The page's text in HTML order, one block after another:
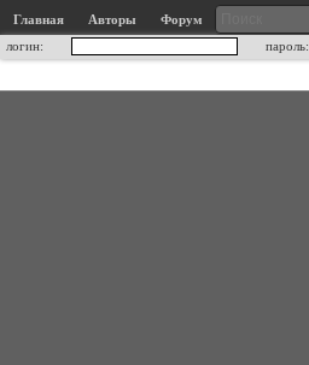
Главная Авторы
Форум
логин:
пароль: